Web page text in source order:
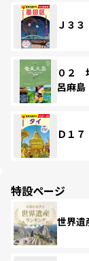
Ｊ３
０２
呂麻
Ｄ１
特設ページ
世界遺